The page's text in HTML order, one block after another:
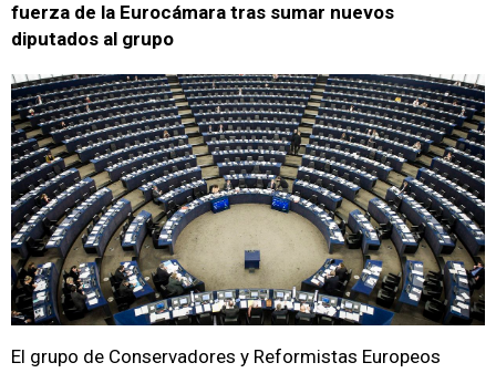
fuerza de la Eurocámara tras sumar nuevos
diputados al grupo
El grupo de Conservadores y Reformistas Europeos